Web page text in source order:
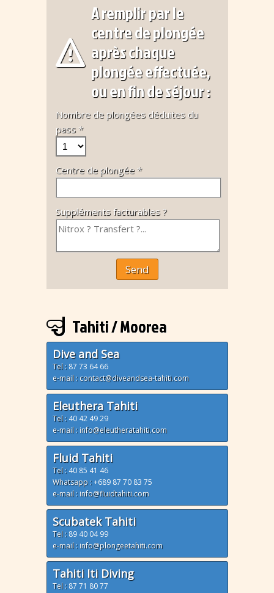
A remplir par le
centre de plongée
après chaque
plongée effectuée,
ou en fin de séjour :
Nombre de plongées déduites du
pass *
Centre de plongée *
Suppléments facturables ?
Send
Tahiti / Moorea
Dive and Sea
Tel : 87 73 64 66
e-mail : contact@diveandsea-tahiti.com
Eleuthera Tahiti
Tel : 40 42 49 29
e-mail : info@eleutheratahiti.com
Fluid Tahiti
Tel : 40 85 41 46
Whatsapp :+689 87 70 83 75
e-mail : info@fluidtahiti.com
Scubatek Tahiti
Tel : 89 40 04 99
e-mail : info@plongeetahiti.com
Tahiti Iti Diving
Tel : 87 71 80 77